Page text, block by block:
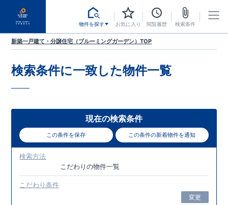
物件を探す お気に入り 閲覧履歴 検索条件
新築一戸建て・分譲住宅（ブルーミングガーデン）TOP
検索条件に一致した物件一覧
現在の検索条件
この条件を保存 この条件の新着物件を通知
検索方法
こだわりの物件一覧
こだわり条件
変更